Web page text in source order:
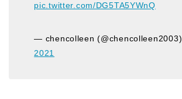
pic.twitter.com/DG5TA5YWnQ
— chencolleen (@chencolleen2003)
2021